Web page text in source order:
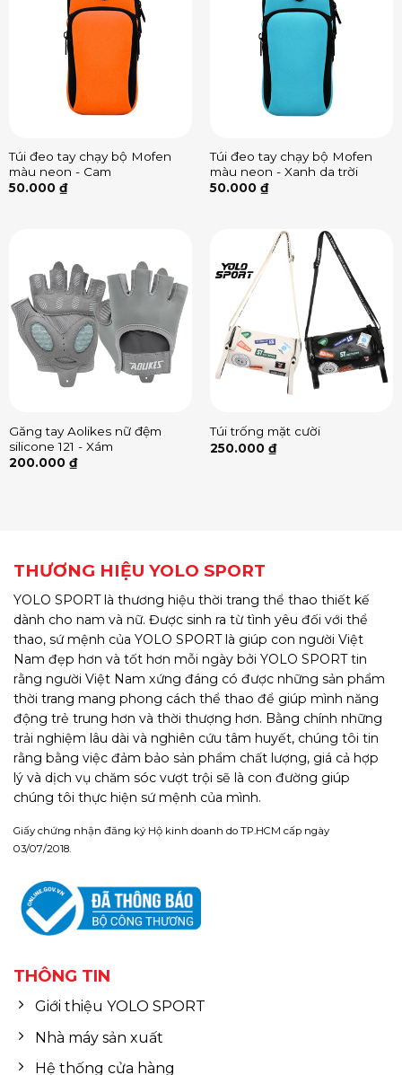
Túi đeo tay chạy bộ Mofen
màu neon - Cam
50.000 ₫
Túi đeo tay chạy bộ Mofen
màu neon - Xanh da trời
50.000 ₫
Găng tay Aolikes nữ đệm
silicone 121 - Xám
200.000 ₫
Túi trống mặt cười
250.000 ₫
THƯƠNG HIỆU YOLO SPORT
YOLO SPORT là thương hiệu thời trang thể thao thiết kế
dành cho nam và nữ. Được sinh ra từ tình yêu đối với thể
thao, sứ mệnh của YOLO SPORT là giúp con người Việt
Nam đẹp hơn và tốt hơn mỗi ngày bởi YOLO SPORT tin
rằng người Việt Nam xứng đáng có được những sản phẩm
thời trang mang phong cách thể thao để giúp mình năng
động trẻ trung hơn và thời thượng hơn. Bằng chính những
trải nghiệm lâu dài và nghiên cứu tâm huyết, chúng tôi tin
rằng bằng việc đảm bảo sản phẩm chất lượng, giá cả hợp
lý và dịch vụ chăm sóc vượt trội sẽ là con đường giúp
chúng tôi thực hiện sứ mệnh của mình.
Giấy chứng nhận đăng ký Hộ kinh doanh do TP.HCM cấp ngày
03/07/2018.
THÔNG TIN
Giới thiệu YOLO SPORT
Nhà máy sản xuất
Hệ thống cửa hàng